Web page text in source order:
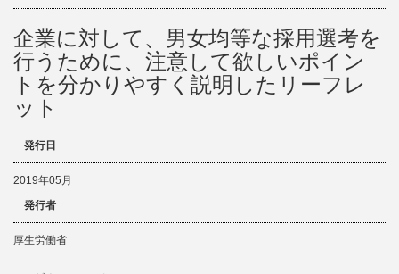
企業に対して、男女均等な採用選考を
行うために、注意して欲しいポイン
トを分かりやすく説明したリーフレ
ット
発行日
2019年05月
発行者
厚生労働省